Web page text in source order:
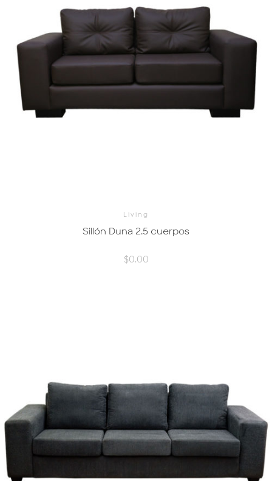
Living
Sillón Duna 2.5 cuerpos
$0.00